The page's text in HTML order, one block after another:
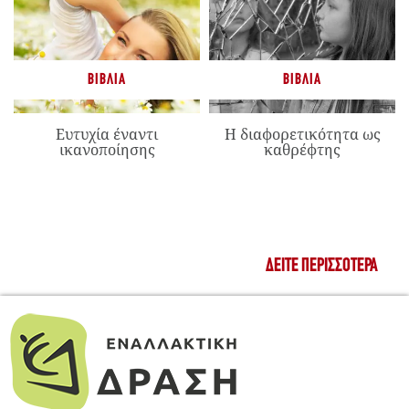
ΒΙΒΛΊΑ
Ευτυχία έναντι
ικανοποίησης
ΒΙΒΛΊΑ
Η διαφορετικότητα ως
καθρέφτης
ΔΕΊΤΕ ΠΕΡΙΣΣΌΤΕΡΑ